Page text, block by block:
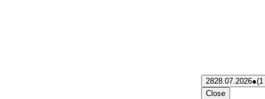
2828.07.2026●(1
Close